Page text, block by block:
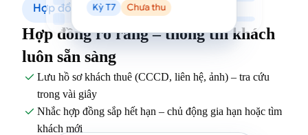
Kỳ T7 Chưa thu
Hợp đồng & Hồ sơ khách
Hợp đồng rõ ràng – thông tin khách
luôn sẵn sàng
 Lưu hồ sơ khách thuê (CCCD, liên hệ, ảnh) – tra cứu
trong vài giây
 Nhắc hợp đồng sắp hết hạn – chủ động gia hạn hoặc tìm
khách mới